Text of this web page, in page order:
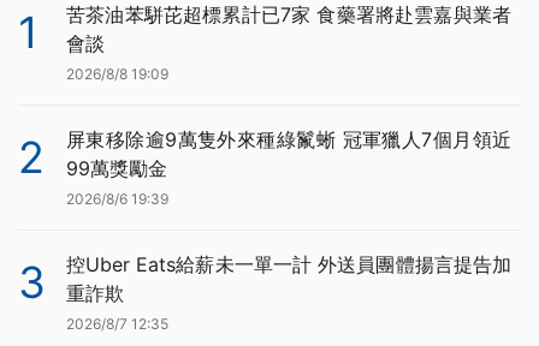
1
苦茶油苯駢芘超標累計已7家 食藥署將赴雲嘉與業者
會談
2026/8/8 19:09
2
屏東移除逾9萬隻外來種綠鬣蜥 冠軍獵人7個月領近
99萬獎勵金
2026/8/6 19:39
3
控Uber Eats給薪未一單一計 外送員團體揚言提告加
重詐欺
2026/8/7 12:35